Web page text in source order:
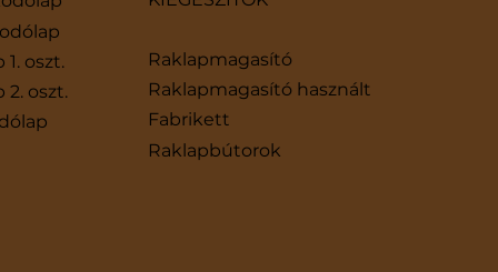
oszt.
2. oszt.
Raklapmagasító
Raklapmagasító használt
Fabrikett
Raklapbútorok